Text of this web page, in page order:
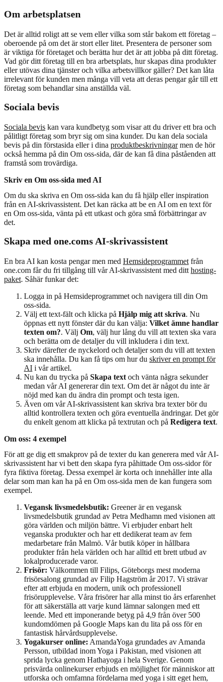
Om arbetsplatsen
Det är alltid roligt att se vem eller vilka som står bakom ett företag –
oberoende på om det är stort eller litet. Presentera de personer som
är viktiga för företaget och berätta hur det är att jobba på ditt företag.
Vad gör ditt företag till en bra arbetsplats, hur skapas dina produkter
eller utövas dina tjänster och vilka arbetsvillkor gäller? Det kan låta
irrelevant för kunden men många vill veta att deras pengar går till ett
företag som behandlar sina anställda väl.
Sociala bevis
Sociala bevis kan vara kundbetyg som visar att du driver ett bra och
pålitligt företag som bryr sig om sina kunder. Du kan dela sociala
bevis på din förstasida eller i dina produktbeskrivningarmen de hör
också hemma på din Om oss-sida, där de kan få dina påståenden att
framstå som trovärdiga.
Skriv en Om oss-sida med AI
Om du ska skriva en Om oss-sida kan du få hjälp eller inspiration
från en AI-skrivassistent. Det kan räcka att be en AI om en text för
en Om oss-sida, vänta på ett utkast och göra små förbättringar av
det.
Skapa med one.coms AI-skrivassistent
En bra AI kan kosta pengar men med Hemsideprogrammet från
one.com får du fri tillgång till vår AI-skrivassistent med ditt hosting-
paket. Såhär funkar det:
Logga in på Hemsideprogrammet och navigera till din Om
oss-sida.
Välj ett text-fält och klicka på Hjälp mig att skriva. Nu
öppnas ett nytt fönster där du kan välja: Vilket ämne handlar
texten om?. Välj Om, välj hur lång du vill att texten ska vara
och berätta om de detaljer du vill inkludera i din text.
Skriv därefter de nyckelord och detaljer som du vill att texten
ska innehålla. Du kan få tips om hur du skriver en prompt för
AI i vår artikel.
Nu kan du trycka på Skapa text och vänta några sekunder
medan vår AI genererar din text. Om det är något du inte är
nöjd med kan du ändra din prompt och testa igen.
Även om vår AI-skrivassistent kan skriva bra texter bör du
alltid kontrollera texten och göra eventuella ändringar. Det gör
du enkelt genom att klicka på textrutan och på Redigera text.
Om oss: 4 exempel
För att ge dig ett smakprov på de texter du kan generera med vår AI-
skrivassistent har vi bett den skapa fyra påhittade Om oss-sidor för
fyra fiktiva företag. Dessa exempel är korta och innehåller inte alla
delar som man kan ha på en Om oss-sida men de kan fungera som
exempel.
Vegansk livsmedelsbutik: Greener är en vegansk
livsmedelsbutik grundad av Petra Medhamn med visionen att
göra världen och miljön bättre. Vi erbjuder enbart helt
veganska produkter och har ett dedikerat team av fem
medarbetare från Malmö. Vår butik köper in hållbara
produkter från hela världen och har alltid ett brett utbud av
lokalproducerade varor.
Frisör: Välkommen till Filips, Göteborgs mest moderna
frisörsalong grundad av Filip Hagström år 2017. Vi strävar
efter att erbjuda en modern, unik och professionell
frisörupplevelse. Våra frisörer har alla minst tio års erfarenhet
för att säkerställa att varje kund lämnar salongen med ett
leende. Med ett imponerande betyg på 4,9 från över 500
kundomdömen på Google Maps kan du lita på oss för en
fantastisk hårvårdsupplevelse.
Yogakurser online: AmandaYoga grundades av Amanda
Persson, utbildad inom Yoga i Pakistan, med visionen att
sprida lycka genom Hathayoga i hela Sverige. Genom
prisvärda onlinekurser erbjuds en möjlighet för människor att
utforska och omfamna fördelarna med yoga i sitt eget hem,